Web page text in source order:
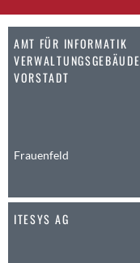
Altdorf UR
Altendorf
Altstätten SG
Anwil
Au SG
Baar
Ort Z-A
AMT FÜR INFORMATIK
VERWALTUNGSGEBÄUDE
VORSTADT
Frauenfeld
ITESYS AG